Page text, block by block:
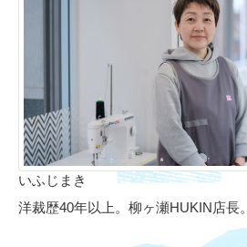
いふじまき
洋裁歴40年以上。柳ヶ瀬HUKIN店長。